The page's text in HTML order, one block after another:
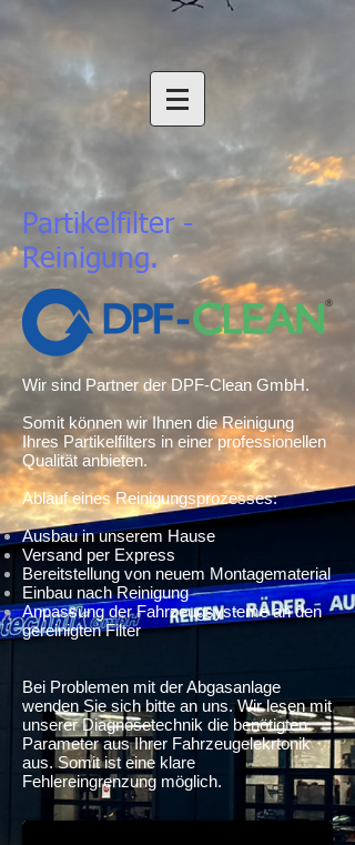
Partikelfilter -
Reinigung.
Wir sind Partner der DPF-Clean GmbH.
Somit können wir Ihnen die Reinigung
Ihres Partikelfilters in einer professionellen
Qualität anbieten.
Ablauf eines Reinigungsprozesses:
Ausbau in unserem Hause
Versand per Express
Bereitstellung von neuem Montagematerial
Einbau nach Reinigung
Anpassung der Fahrzeugsysteme an den
gereinigten Filter
Bei Problemen mit der Abgasanlage
wenden Sie sich bitte an uns. Wir lesen mit
unserer Diagnosetechnik die benötigten
Parameter aus Ihrer Fahrzeugelekrtonik
aus. Somit ist eine klare
Fehlereingrenzung möglich.